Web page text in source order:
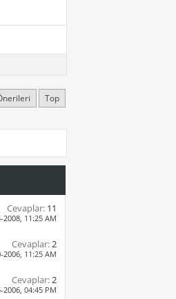
Top
Cevaplar: 11
2008, 11:25 AM
Cevaplar:2
2006, 11:25 AM
Cevaplar:2
2006, 04:45 PM